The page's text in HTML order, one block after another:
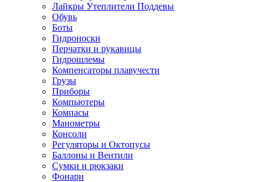
Лайкры Утеплители Поддевы
Обувь
Боты
Гидроноски
Перчатки и рукавицы
Гидрошлемы
Компенсаторы плавучести
Грузы
Приборы
Компьютеры
Компасы
Манометры
Консоли
Регуляторы и Октопусы
Баллоны и Вентили
Сумки и рюкзаки
Фонари